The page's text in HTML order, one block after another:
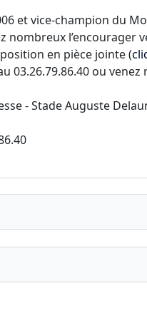
et vice-champion du
nombreux l’encourager
en pièce jointe (
03.26.79.86.40 ou
- Stade Auguste